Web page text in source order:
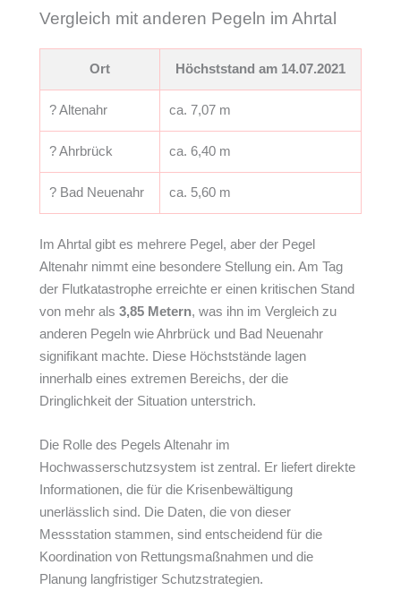
Vergleich mit anderen Pegeln im Ahrtal
Ort Höchststand am 14.07.2021
? Altenahr ca. 7,07 m
? Ahrbrück ca. 6,40 m
? Bad Neuenahr ca. 5,60 m
Im Ahrtal gibt es mehrere Pegel, aber der Pegel
Altenahr nimmt eine besondere Stellung ein. Am Tag
der Flutkatastrophe erreichte er einen kritischen Stand
von mehr als 3,85 Metern, was ihn im Vergleich zu
anderen Pegeln wie Ahrbrück und Bad Neuenahr
signifikant machte. Diese Höchststände lagen
innerhalb eines extremen Bereichs, der die
Dringlichkeit der Situation unterstrich.
Die Rolle des Pegels Altenahr im
Hochwasserschutzsystem ist zentral. Er liefert direkte
Informationen, die für die Krisenbewältigung
unerlässlich sind. Die Daten, die von dieser
Messstation stammen, sind entscheidend für die
Koordination von Rettungsmaßnahmen und die
Planung langfristiger Schutzstrategien.